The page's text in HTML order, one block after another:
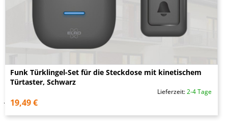
Funk Türklingel-Set für die Steckdose mit kinetischem
Türtaster, Schwarz
Lieferzeit:2-4 Tage
19,49 €